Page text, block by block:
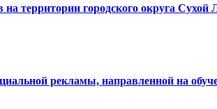
территории городского округа
рекламы, направленной на